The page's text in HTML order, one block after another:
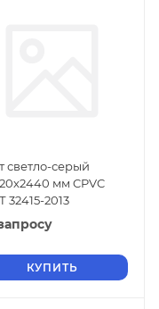
светло-серый
мм CPVC
32415-2013
КУПИТЬ